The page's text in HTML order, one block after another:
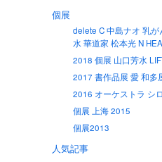
個展
delete C 中島ナオ 乳
水 華道家 松本光 N
2018 個展 山口芳水
2017 書作品展 愛 和多
2016 オーケストラ シ
個展 上海 2015
個展2013
人気記事